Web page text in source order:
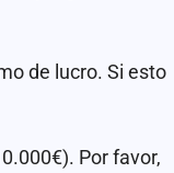
de lucro. Si esto
Por favor,